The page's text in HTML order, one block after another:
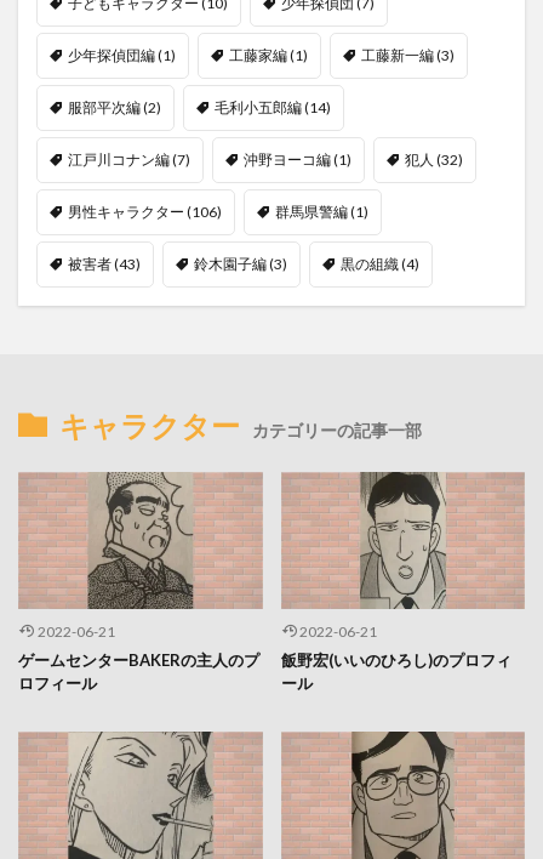
少年探偵団編(1) 工藤家編(1) 工藤新一編(3)
服部平次編(2) 毛利小五郎編(14)
江戸川コナン編(7) 沖野ヨーコ編(1) 犯人 (32)
男性キャラクター (106) 群馬県警編(1)
被害者(43) 鈴木園子編(3) 黒の組織 (4)
キャラクター カテゴリーの記事一部
2022-06-21
ゲームセンターBAKERの主人のプ
ロフィール
2022-06-21
飯野宏(いいのひろし)のプロフィ
ール